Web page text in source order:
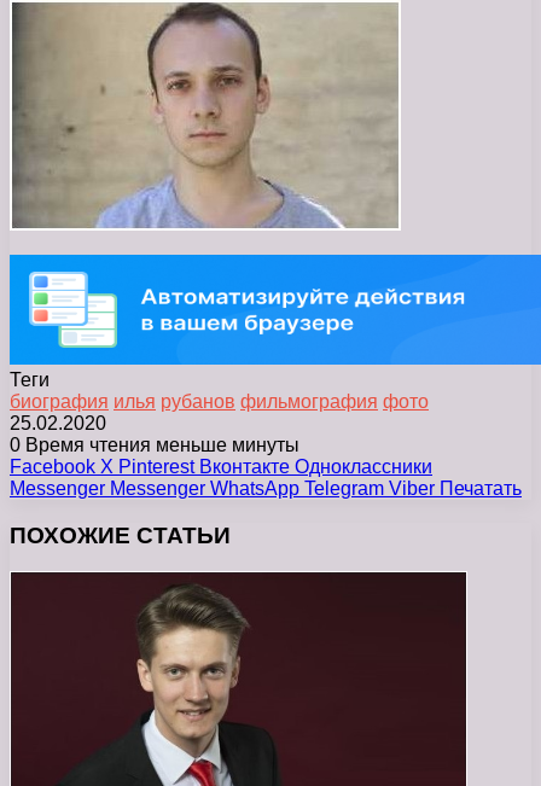
Теги
биография илья рубанов фильмография фото
25.02.2020
0 Время чтения меньше минуты
Facebook X Pinterest Вконтакте Одноклассники
Messenger Messenger WhatsApp Telegram Viber Печатать
ПОХОЖИЕ СТАТЬИ